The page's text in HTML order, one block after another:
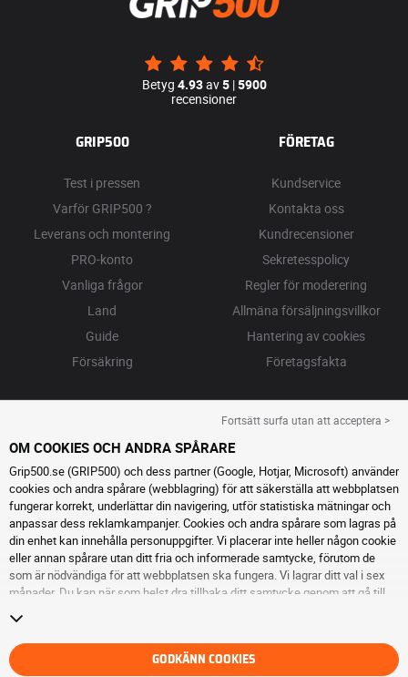
Betyg 4.93av5|5900
recensioner
GRIP500
Test i pressen
Varför GRIP500 ?
Leverans och montering
PRO-konto
Vanliga frågor
Land
Guide
Försäkring
FÖRETAG
Kundservice
Kontakta oss
Kundrecensioner
Sekretesspolicy
Regler för moderering
Allmäna försäljningsvillkor
Hantering av cookies
Företagsfakta
Fortsätt surfa utan att acceptera >
OM COOKIES OCH ANDRA SPÅRARE
Grip500.se (GRIP500) och dess partner (Google, Hotjar, Microsoft) använder
cookies och andra spårare (webblagring) för att säkerställa att webbplatsen
fungerar korrekt, underlättar din navigering, utför statistiska mätningar och
anpassar dess reklamkampanjer. Cookies och andra spårare som lagras på
din enhet kan innehålla personuppgifter. Vi placerar inte heller någon cookie
eller annan spårare utan ditt fria och informerade samtycke, förutom de
som är nödvändiga för att webbplatsen ska fungera. Vi lagrar ditt val i sex
månader. Du kan när som helst dra tillbaka ditt samtycke genom att gå till
acceptera cookies eller andra spårare. Vägran hindrar inte tillgång till
tjänsterna GRIP500. För ytterligare information hänvisar vi tillsidan för
cookies och andra spårare
GODKÄNN COOKIES